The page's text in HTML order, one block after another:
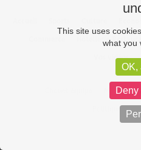
Hôtellerie-
Vos vidéos
Mentions
Politique de
This site uses
what you
OK,